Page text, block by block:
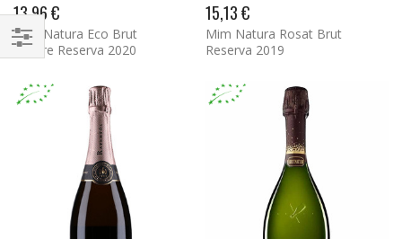
13,96 €
Mim Natura Eco Brut
Nature Reserva 2020
15,13 €
Mim Natura Rosat Brut
Reserva 2019